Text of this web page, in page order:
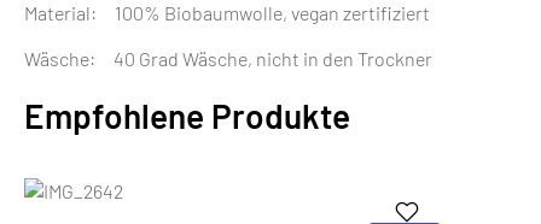
Material: 100% Biobaumwolle, vegan zertifiziert
Wäsche: 40 Grad Wäsche, nicht in den Trockner
Empfohlene Produkte